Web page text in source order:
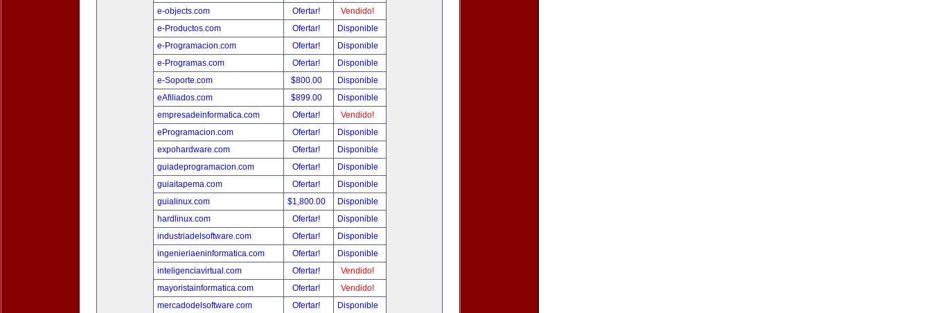
e-objects.com
Ofertar!
Vendido!
e-Productos.com
Ofertar!
Disponible
e-Programacion.com
Ofertar!
Disponible
e-Programas.com
Ofertar!
Disponible
e-Soporte.com
$800.00
Disponible
eAfiliados.com
$899.00
Disponible
empresadeinformatica.com
Ofertar!
Vendido!
eProgramacion.com
Ofertar!
Disponible
expohardware.com
Ofertar!
Disponible
guiadeprogramacion.com
Ofertar!
Disponible
guiaitapema.com
Ofertar!
Disponible
guialinux.com
$1,800.00
Disponible
hardlinux.com
Ofertar!
Disponible
industriadelsoftware.com
Ofertar!
Disponible
ingenieriaeninformatica.com
Ofertar!
Disponible
inteligenciavirtual.com
Ofertar!
Vendido!
mayoristainformatica.com
Ofertar!
Vendido!
mercadodelsoftware.com
Ofertar!
Disponible